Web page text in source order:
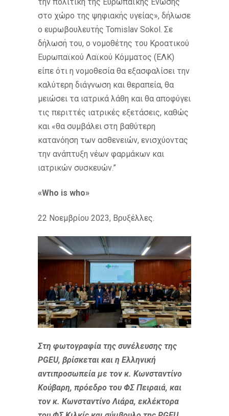
στο χώρο της ψηφιακής υγείας», δήλωσε
ο ευρωβουλευτής Tomislav Sokol. Σε
δήλωσή του, ο νομοθέτης του Κροατικού
Ευρωπαϊκού Λαϊκού Κόμματος (ΕΛΚ)
είπε ότι η νομοθεσία θα εξασφαλίσει την
καλύτερη διάγνωση και θεραπεία, θα
μειώσει τα ιατρικά λάθη και θα αποφύγει
τις περιττές ιατρικές εξετάσεις, καθώς
και «θα συμβάλει στη βαθύτερη
κατανόηση των ασθενειών, ενισχύοντας
την ανάπτυξη νέων φαρμάκων και
ιατρικών συσκευών.”
«Who is who»
22 Νοεμβρίου 2023, Βρυξέλλες.
Στη φωτογραφία της συνέλευσης της
PGEU, βρίσκεται και η Ελληνική
αντιπροσωπεία με τον κ. Κωνσταντίνο
Κούβαρη, πρόεδρο του ΦΣ Πειραιά, και
τον κ. Κωνσταντίνο Λιάρα, εκλέκτορα